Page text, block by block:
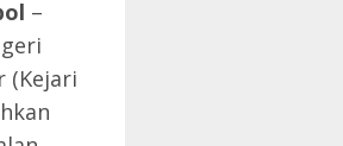
–
(Kejari